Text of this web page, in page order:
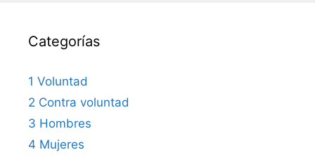
Categorías
1 Voluntad
2 Contra voluntad
3 Hombres
4 Mujeres